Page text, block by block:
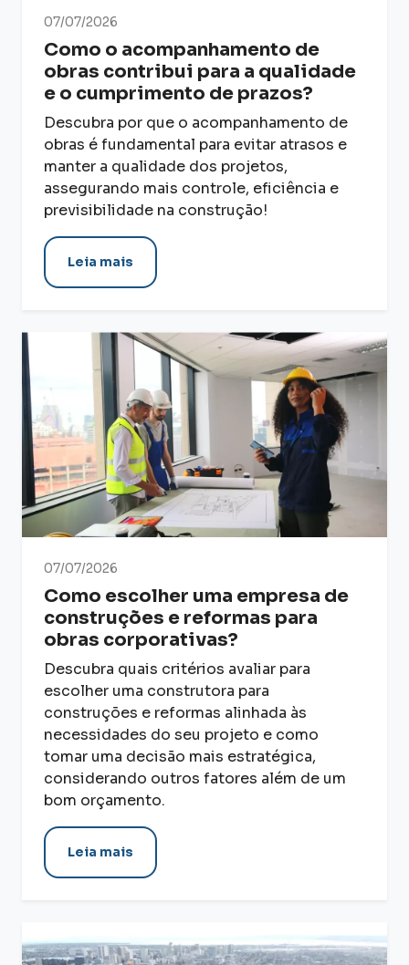
07/07/2026
Como o acompanhamento de
obras contribui para a qualidade
e o cumprimento de prazos?
Descubra por que o acompanhamento de
obras é fundamental para evitar atrasos e
manter a qualidade dos projetos,
assegurando mais controle, eficiência e
previsibilidade na construção!
Leia mais
07/07/2026
Como escolher uma empresa de
construções e reformas para
obras corporativas?
Descubra quais critérios avaliar para
escolher uma construtora para
construções e reformas alinhada às
necessidades do seu projeto e como
tomar uma decisão mais estratégica,
considerando outros fatores além de um
bom orçamento.
Leia mais